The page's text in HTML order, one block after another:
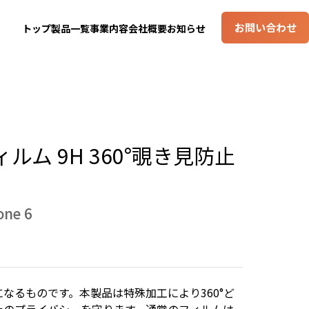
トップ製品一覧事業内容会社概要お知らせ お問い合わせ
ム 9H 360°覗き見防止
6
るものです。本製品は特殊加工により360°ど